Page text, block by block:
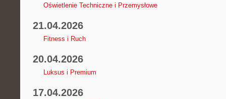
Oświetlenie Techniczne i Przemysłowe
21.04.2026
Fitness i Ruch
20.04.2026
Luksus i Premium
17.04.2026